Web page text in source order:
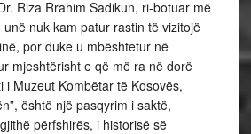
Riza Rrahim Sadikun, ri-botuar më
nuk kam patur rastin të vizitojë
por duke u mbështetur në
mjeshtërisht e që më ra në dorë
i Muzeut Kombëtar të Kosovës,
është një pasqyrim i saktë,
përfshirës, i historisë së